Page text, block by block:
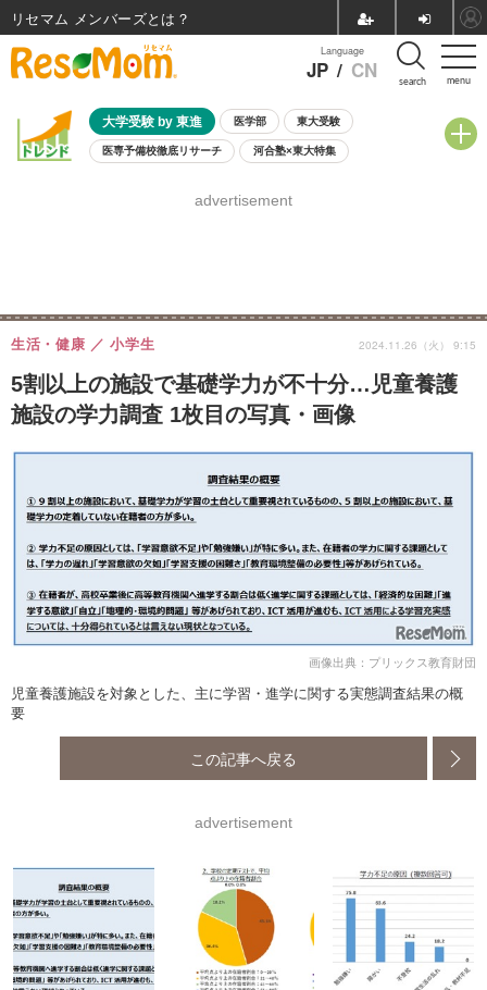
menu
Language
JP / CN search
大学受験 by 東進 医学部 東大受験
医専予備校徹底リサーチ 河合塾×東大特集
8月開催学校説明会・相談会
advertisement
5割以上の施設で基礎学力が不十分…児童養護
施設の学力調査 1枚目の写真・画像
生活・健康 小学生 2024.11.26（火） 9:15
画像出典：プリックス教育財団
児童養護施設を対象とした、主に学習・進学に関する実態調査結果の概
要
この記事へ戻る
advertisement
リセマム メンバーズ